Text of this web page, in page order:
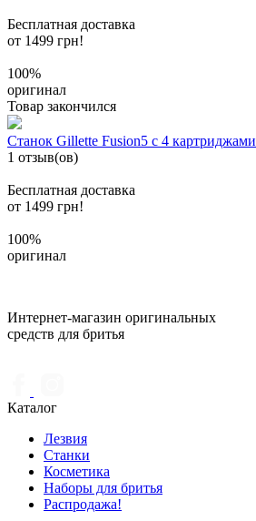
Бесплатная доставка
от 1499 грн!
100%
оригинал
Товар закончился
Станок Gillette Fusion5 с 4 картриджами
1 отзыв(ов)
Бесплатная доставка
от 1499 грн!
100%
оригинал
Интернет-магазин оригинальных
средств для бритья
Каталог
Лезвия
Станки
Косметика
Наборы для бритья
Распродажа!